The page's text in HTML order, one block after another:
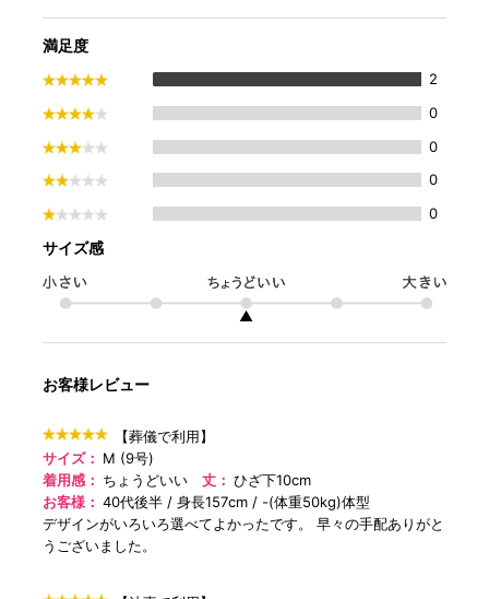
満足度
2
0
0
0
0
サイズ感
▲
お客様レビュー
【葬儀で利用】
サイズ： M (9号)
着用感： ちょうどいい 丈：ひざ下10cm
お客様：40代後半 身長157cm
-(体重50kg)体型
デザインがいろいろ選べてよかったです。 早々の手配ありがと
うございました。